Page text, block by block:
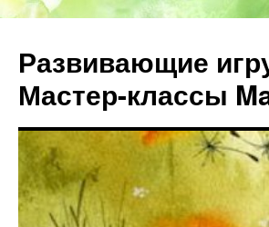
Развивающие
Мастер-классы